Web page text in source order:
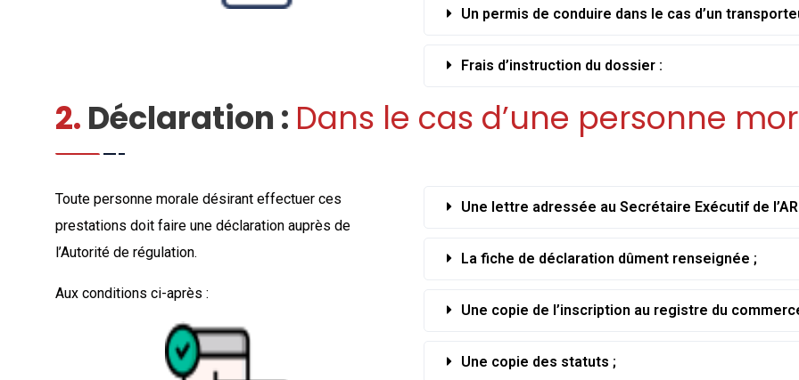
Un permis de conduire dans le cas d’un
Frais d’instruction du dossier :
2. Déclaration : Dans le cas d’une personne
Toute personne morale désirant effectuer ces
prestations doit faire une déclaration auprès de
l’Autorité de régulation.
Aux conditions ci-après :
Une lettre adressée au Secrétaire Exécutif de
La fiche de déclaration dûment renseignée ;
Une copie de l’inscription au registre du
Une copie des statuts ;